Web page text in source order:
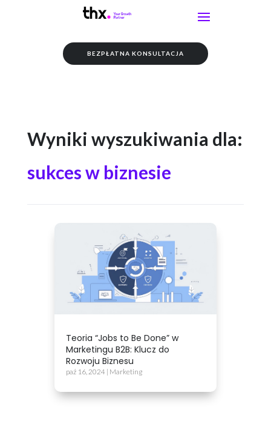
BEZPŁATNA KONSULTACJA
Wyniki wyszukiwania dla:
sukces w biznesie
Teoria “Jobs to Be Done” w
Marketingu B2B: Klucz do
Rozwoju Biznesu
paź 16, 2024 | Marketing